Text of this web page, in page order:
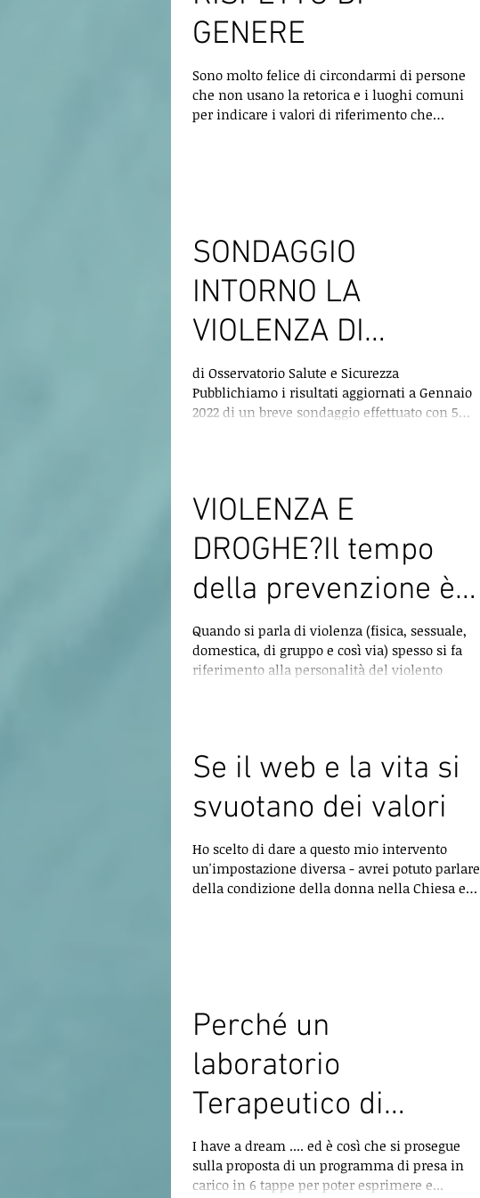
GENERE
Sono molto felice di circondarmi di persone
che non usano la retorica e i luoghi comuni
per indicare i valori di riferimento che
SONDAGGIO
INTORNO LA
VIOLENZA DI
GENERE
di Osservatorio Salute e Sicurezza
Pubblichiamo i risultati aggiornati a Gennaio
2022 di un breve sondaggio effettuato con 5
VIOLENZA E
DROGHE?Il tempo
della prevenzione è
finito.
Quando si parla di violenza (fisica, sessuale,
domestica, di gruppo e così via) spesso si fa
riferimento alla personalità del violento
Se il web e la vita si
svuotano dei valori
Ho scelto di dare a questo mio intervento
un'impostazione diversa - avrei potuto parlare
della condizione della donna nella Chiesa e
Perché un
laboratorio
Terapeutico di
Resilienza per
superare il trauma
I have a dream .... ed è così che si prosegue
sulla proposta di un programma di presa in
carico in 6 tappe per poter esprimere e...